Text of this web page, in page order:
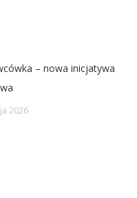
– nowa inicjatywa
2026